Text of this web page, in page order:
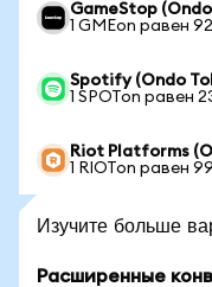
GameStop
1 GMEon равен
Spotify (Ondo
1 SPOTon равен
Riot Platforms
1 RIOTon равен
Изучите больше
Расширенные